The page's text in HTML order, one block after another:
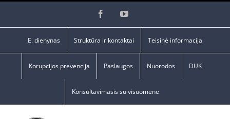
FacebookYouTube
E. dienynas Struktūra ir kontaktai Teisinė informacija
Korupcijos prevencija Paslaugos Nuorodos DUK
Konsultavimasis su visuomene